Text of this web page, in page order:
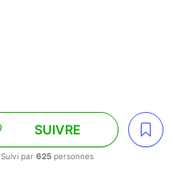
SUIVRE
Suivi par 625 personnes